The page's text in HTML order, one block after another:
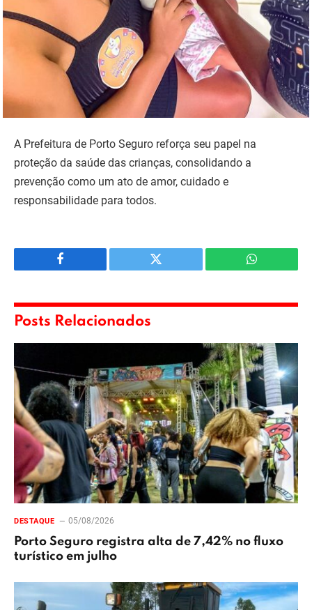
A Prefeitura de Porto Seguro reforça seu papel na
proteção da saúde das crianças, consolidando a
prevenção como um ato de amor, cuidado e
responsabilidade para todos.
Facebook Twitter WhatsApp
Posts Relacionados
DESTAQUE 05/08/2026
Porto Seguro registra alta de 7,42% no fluxo
turístico em julho